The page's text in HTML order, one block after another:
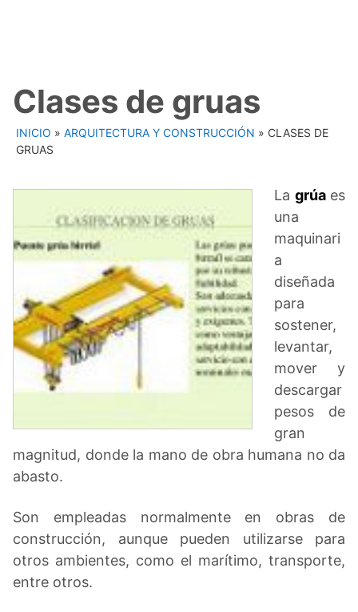
Clases de gruas
INICIO » ARQUITECTURA Y CONSTRUCCIÓN » CLASES DE
GRUAS
La grúaes
una
maquinari
a
diseñada
para
sostener,
levantar,
mover y
descargar
pesos de
gran
magnitud, donde la mano de obra humana no da
abasto.
Son empleadas normalmente en obras de
construcción, aunque pueden utilizarse para
otros ambientes, como el marítimo, transporte,
entre otros.